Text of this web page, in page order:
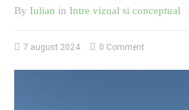
By Iulian in Intre vizual si conceptual
7 august 2024 0 Comment